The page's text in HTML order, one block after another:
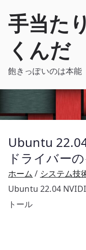
手当た
くんだ
飽きっぽいのは本能
Ubuntu
ドライバー
ホーム システム技
Ubuntu 22.04
トール